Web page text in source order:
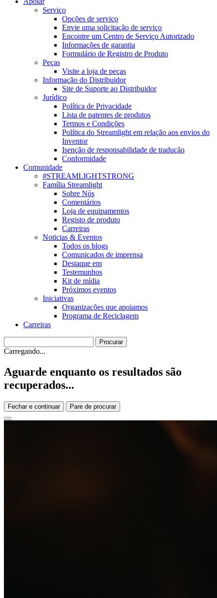
Serviço
Opções de serviço
Envie uma solicitação de serviço
Encontre um Centro de Serviço Autorizado
Informações de garantia
Formulário de Registro de Produto
Peças
Visite a loja de peças
Informação do Distribuidor
Site de Suporte ao Distribuidor
Jurídico
Política de Privacidade
Lista de patentes de produtos
Termos e Condições
Política do Streamlight em relação aos envios do
Inventor
Isenção de responsabilidade de tradução
Conformidade
Comunidade
#STREAMLIGHTSTRONG
Família Streamlight
Sobre Nós
Comentários
Loja de equipamentos
Registo de produto
Carreiras
Noticias & Eventos
Todos os blogs
Comunicados de imprensa
Destaque em
Testemunhos
Kit de mídia
Próximos eventos
Iniciativas
Organizações que apoiamos
Programa de Reciclagem
Carreiras
Carregando...
Aguarde enquanto os resultados são
recuperados...
Fechar e continuar Pare de procurar